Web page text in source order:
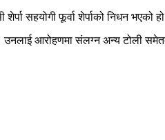
सहयोगी फूर्वा शेर्पाको निधन भएको
आरोहणमा संलग्न अन्य टोली